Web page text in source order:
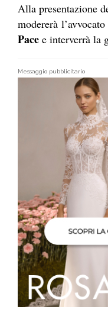
Alla presentazione
modererà l’avvocato
Pace e interverrà la
Messaggio pubblicitario